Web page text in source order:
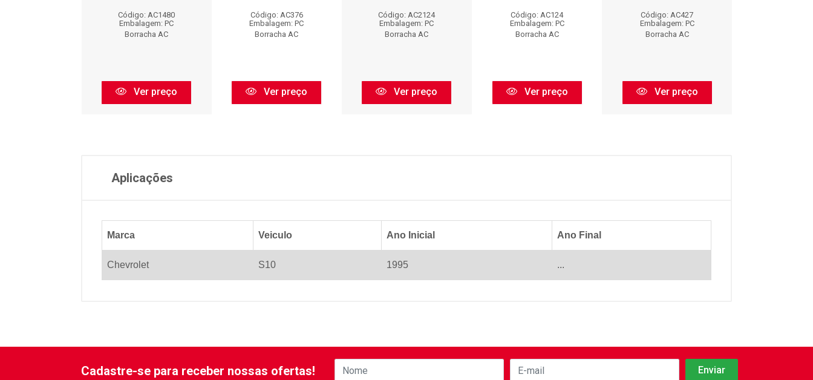
Código: AC1480
Embalagem: PC
Borracha AC
Ver preço
Código: AC376
Embalagem: PC
Borracha AC
Ver preço
Código: AC2124
Embalagem: PC
Borracha AC
Ver preço
Código: AC124
Embalagem: PC
Borracha AC
Ver preço
Código: AC427
Embalagem: PC
Borracha AC
Ver preço
Aplicações
Marca Veiculo Ano Inicial Ano Final
Chevrolet S10 1995 ...
Cadastre-se para receber nossas ofertas!